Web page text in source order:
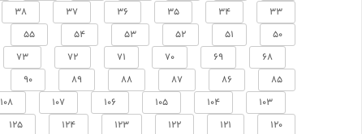
33
34
35
36
37
38
50
51
52
53
54
55
68
69
70
71
72
73
85
86
87
88
89
90
103
104
105
106
107
108
120
121
122
123
124
125